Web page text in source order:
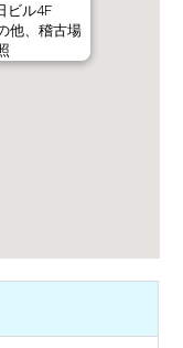
ビル4F
他、稽古場